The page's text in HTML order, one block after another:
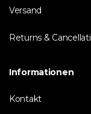
Versand
Returns &
Informationen
Kontakt